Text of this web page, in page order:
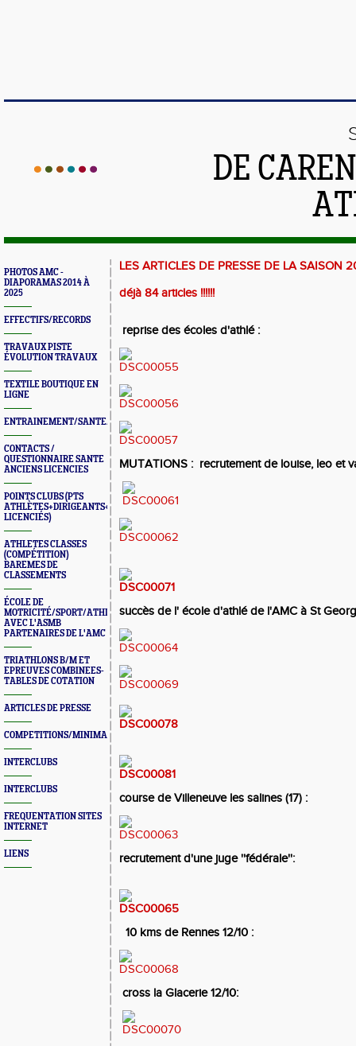
DE
PHOTOS AMC -
DIAPORAMAS 2014 À
2025
EFFECTIFS/RECORDS
TRAVAUX PISTE
ÉVOLUTION TRAVAUX
TEXTILE BOUTIQUE EN
LIGNE
ENTRAINEMENT/SANTE/JURYS/FORMATIONS
CONTACTS /
QUESTIONNAIRE SANTE
ANCIENS LICENCIES
POINTS CLUBS (PTS
ATHLÈTES+DIRIGEANTS+BONUS
LICENCIÉS)
ATHLETES CLASSES
(COMPÉTITION)
BAREMES DE
CLASSEMENTS
ÉCOLE DE
MOTRICITÉ/SPORT/ATHLÉ
AVEC L'ASMB
PARTENAIRES DE L'AMC
TRIATHLONS B/M ET
EPREUVES COMBINEES-
TABLES DE COTATION
ARTICLES DE PRESSE
COMPETITIONS/MINIMAS/MEETINGS/ENGAGES
INTERCLUBS
INTERCLUBS
FREQUENTATION SITES
INTERNET
LIENS
LES ARTICLES DE PRESSE DE LA SAISON
déjà 84 articles !!!!!!
reprise des écoles d'athlé :
MUTATIONS : recrutement de louise, leo et
succès de l' école d'athlé de l'AMC à St
course de Villeneuve les salines (17) :
recrutement d'une juge ''fédérale'':
10 kms de Rennes 12/10 :
cross la Glacerie 12/10: